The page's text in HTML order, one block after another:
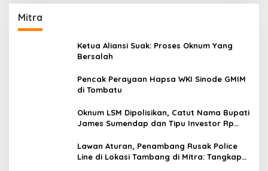
Mitra
Ketua Aliansi Suak: Proses Oknum Yang
Bersalah
Pencak Perayaan Hapsa WKI Sinode GMIM
di Tombatu
Oknum LSM Dipolisikan, Catut Nama Bupati
James Sumendap dan Tipu Investor Rp
Lawan Aturan, Penambang Rusak Police
Line di Lokasi Tambang di Mitra: Tangkap